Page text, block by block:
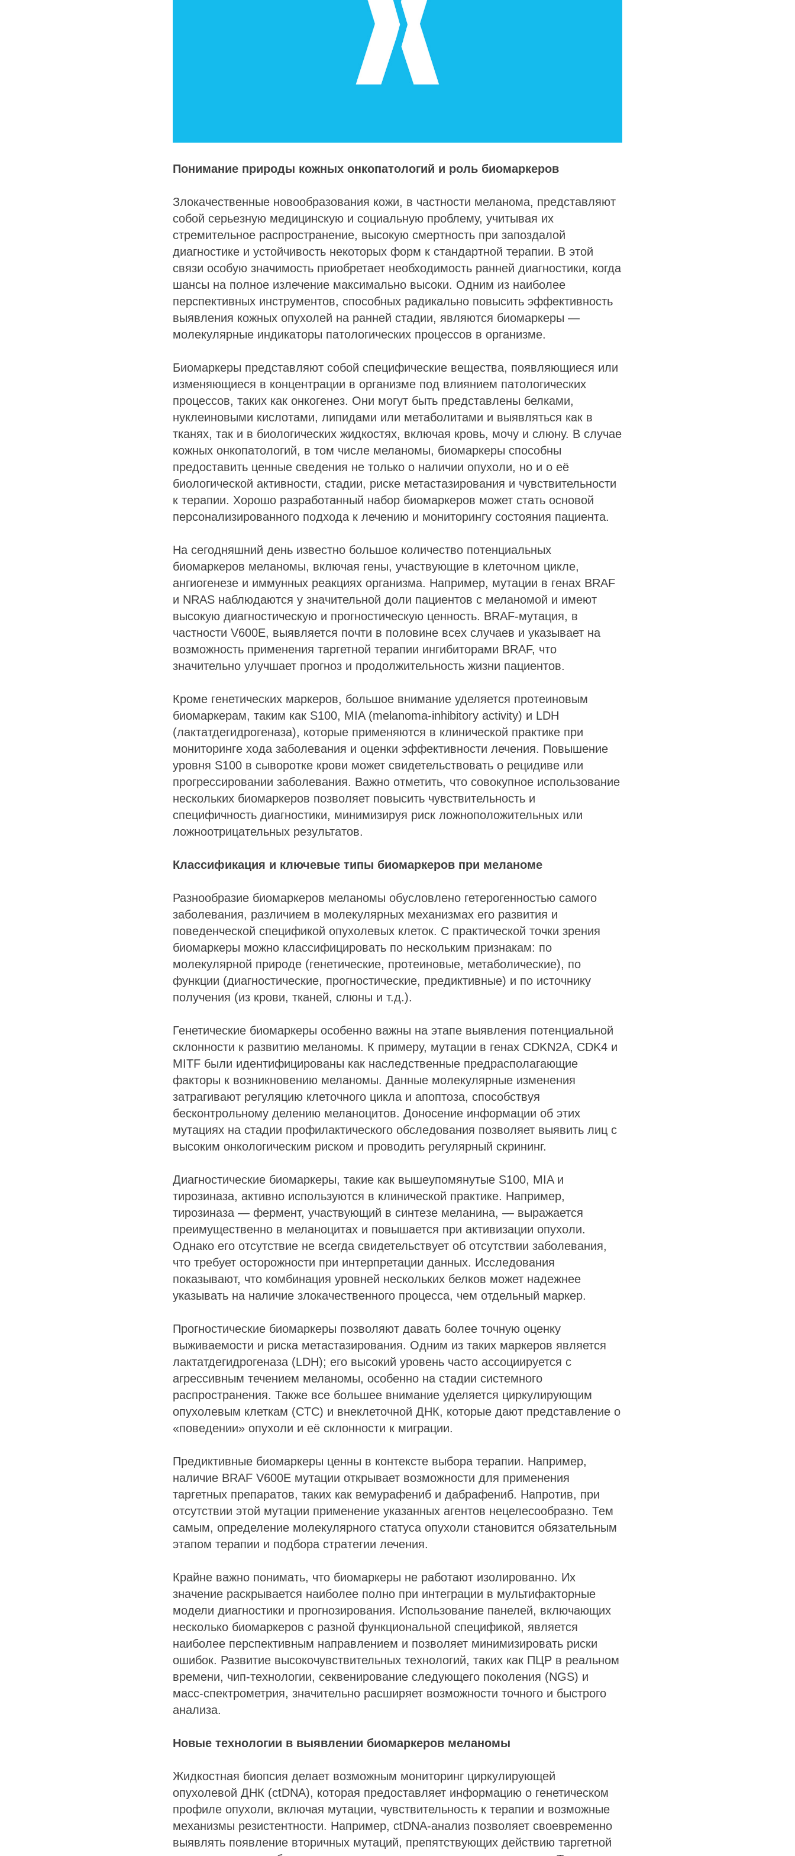
Понимание природы кожных онкопатологий и роль биомаркеров
Злокачественные новообразования кожи, в частности меланома, представляют
собой серьезную медицинскую и социальную проблему, учитывая их
стремительное распространение, высокую смертность при запоздалой
диагностике и устойчивость некоторых форм к стандартной терапии. В этой
связи особую значимость приобретает необходимость ранней диагностики, когда
шансы на полное излечение максимально высоки. Одним из наиболее
перспективных инструментов, способных радикально повысить эффективность
выявления кожных опухолей на ранней стадии, являются биомаркеры —
молекулярные индикаторы патологических процессов в организме.
Биомаркеры представляют собой специфические вещества, появляющиеся или
изменяющиеся в концентрации в организме под влиянием патологических
процессов, таких как онкогенез. Они могут быть представлены белками,
нуклеиновыми кислотами, липидами или метаболитами и выявляться как в
тканях, так и в биологических жидкостях, включая кровь, мочу и слюну. В случае
кожных онкопатологий, в том числе меланомы, биомаркеры способны
предоставить ценные сведения не только о наличии опухоли, но и о её
биологической активности, стадии, риске метастазирования и чувствительности
к терапии. Хорошо разработанный набор биомаркеров может стать основой
персонализированного подхода к лечению и мониторингу состояния пациента.
На сегодняшний день известно большое количество потенциальных
биомаркеров меланомы, включая гены, участвующие в клеточном цикле,
ангиогенезе и иммунных реакциях организма. Например, мутации в генах BRAF
и NRAS наблюдаются у значительной доли пациентов с меланомой и имеют
высокую диагностическую и прогностическую ценность. BRAF-мутация, в
частности V600E, выявляется почти в половине всех случаев и указывает на
возможность применения таргетной терапии ингибиторами BRAF, что
значительно улучшает прогноз и продолжительность жизни пациентов.
Кроме генетических маркеров, большое внимание уделяется протеиновым
биомаркерам, таким как S100, MIA (melanoma-inhibitory activity) и LDH
(лактатдегидрогеназа), которые применяются в клинической практике при
мониторинге хода заболевания и оценки эффективности лечения. Повышение
уровня S100 в сыворотке крови может свидетельствовать о рецидиве или
прогрессировании заболевания. Важно отметить, что совокупное использование
нескольких биомаркеров позволяет повысить чувствительность и
специфичность диагностики, минимизируя риск ложноположительных или
ложноотрицательных результатов.
Классификация и ключевые типы биомаркеров при меланоме
Разнообразие биомаркеров меланомы обусловлено гетерогенностью самого
заболевания, различием в молекулярных механизмах его развития и
поведенческой спецификой опухолевых клеток. С практической точки зрения
биомаркеры можно классифицировать по нескольким признакам: по
молекулярной природе (генетические, протеиновые, метаболические), по
функции (диагностические, прогностические, предиктивные) и по источнику
получения (из крови, тканей, слюны и т.д.).
Генетические биомаркеры особенно важны на этапе выявления потенциальной
склонности к развитию меланомы. К примеру, мутации в генах CDKN2A, CDK4 и
MITF были идентифицированы как наследственные предрасполагающие
факторы к возникновению меланомы. Данные молекулярные изменения
затрагивают регуляцию клеточного цикла и апоптоза, способствуя
бесконтрольному делению меланоцитов. Доносение информации об этих
мутациях на стадии профилактического обследования позволяет выявить лиц с
высоким онкологическим риском и проводить регулярный скрининг.
Диагностические биомаркеры, такие как вышеупомянутые S100, MIA и
тирозиназа, активно используются в клинической практике. Например,
тирозиназа — фермент, участвующий в синтезе меланина, — выражается
преимущественно в меланоцитах и повышается при активизации опухоли.
Однако его отсутствие не всегда свидетельствует об отсутствии заболевания,
что требует осторожности при интерпретации данных. Исследования
показывают, что комбинация уровней нескольких белков может надежнее
указывать на наличие злокачественного процесса, чем отдельный маркер.
Прогностические биомаркеры позволяют давать более точную оценку
выживаемости и риска метастазирования. Одним из таких маркеров является
лактатдегидрогеназа (LDH); его высокий уровень часто ассоциируется с
агрессивным течением меланомы, особенно на стадии системного
распространения. Также все большее внимание уделяется циркулирующим
опухолевым клеткам (CTC) и внеклеточной ДНК, которые дают представление о
«поведении» опухоли и её склонности к миграции.
Предиктивные биомаркеры ценны в контексте выбора терапии. Например,
наличие BRAF V600E мутации открывает возможности для применения
таргетных препаратов, таких как вемурафениб и дабрафениб. Напротив, при
отсутствии этой мутации применение указанных агентов нецелесообразно. Тем
самым, определение молекулярного статуса опухоли становится обязательным
этапом терапии и подбора стратегии лечения.
Крайне важно понимать, что биомаркеры не работают изолированно. Их
значение раскрывается наиболее полно при интеграции в мультифакторные
модели диагностики и прогнозирования. Использование панелей, включающих
несколько биомаркеров с разной функциональной спецификой, является
наиболее перспективным направлением и позволяет минимизировать риски
ошибок. Развитие высокочувствительных технологий, таких как ПЦР в реальном
времени, чип-технологии, секвенирование следующего поколения (NGS) и
масс-спектрометрия, значительно расширяет возможности точного и быстрого
анализа.
Новые технологии в выявлении биомаркеров меланомы
Жидкостная биопсия делает возможным мониторинг циркулирующей
опухолевой ДНК (ctDNA), которая предоставляет информацию о генетическом
профиле опухоли, включая мутации, чувствительность к терапии и возможные
механизмы резистентности. Например, ctDNA-анализ позволяет своевременно
выявлять появление вторичных мутаций, препятствующих действию таргетной